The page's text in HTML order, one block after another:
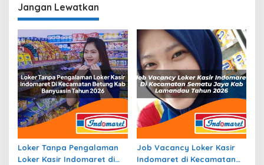
Jangan Lewatkan
Loker Tanpa Pengalaman
Loker Kasir Indomaret di
Job Vacancy Loker Kasir
Indomaret di Kecamatan